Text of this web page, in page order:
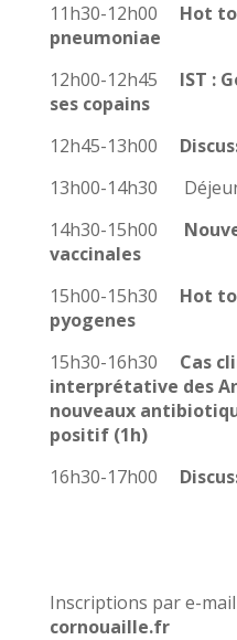
11h30-12h00 Hot
pneumoniae
12h00-12h45
IST :
ses copains
12h45-13h00
13h00-14h30
14h30-15h00
vaccinales
15h00-15h30 Hot
pyogenes
15h30-16h30 Cas
interprétative des
nouveaux
positif
16h30-17h00
Inscriptions par e-mail
cornouaille.fr